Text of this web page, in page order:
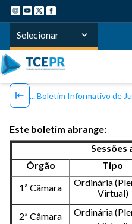
Selecionar
Boletim Informativo de
Este boletim abrange:
Sessões
Órgão
Tipo
1ª Câmara
Ordinária
Virtual)
2ª Câmara
Ordinária